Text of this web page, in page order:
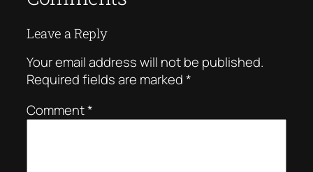
Leave a Reply
Your email address will not be published.
Required fields are marked*
Comment*